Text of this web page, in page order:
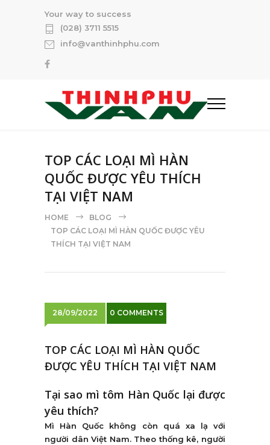
Your way to success
(028) 3711 5515
info@vanthinhphu.com
TOP CÁC LOẠI MÌ HÀN
QUỐC ĐƯỢC YÊU THÍCH
TẠI VIỆT NAM
HOME
BLOG
TOP CÁC LOẠI MÌ HÀN QUỐC ĐƯỢC YÊU
THÍCH TẠI VIỆT NAM
28/09/2022 0 COMMENTS
TOP CÁC LOẠI MÌ HÀN QUỐC
ĐƯỢC YÊU THÍCH TẠI VIỆT NAM
Tại sao mì tôm Hàn Quốc lại được
yêu thích?
Mì Hàn Quốc không còn quá xa lạ với
người dân Việt Nam. Theo thống kê, người